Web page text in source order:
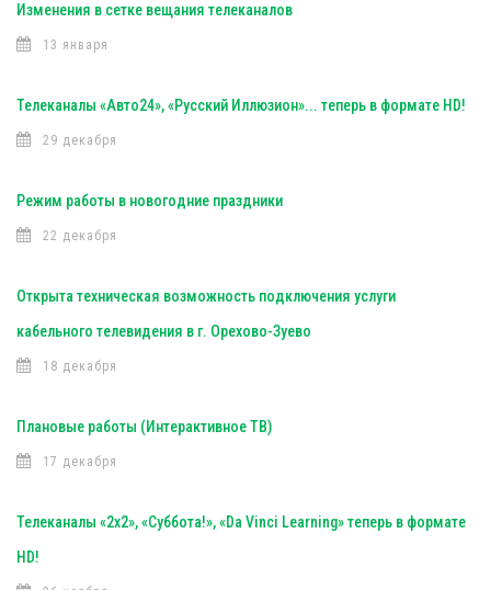
Изменения в сетке вещания телеканалов
13 января
Телеканалы «Авто24», «Русский Иллюзион»... теперь в формате HD!
29 декабря
Режим работы в новогодние праздники
22 декабря
Открыта техническая возможность подключения услуги
кабельного телевидения в г. Орехово-Зуево
18 декабря
Плановые работы (Интерактивное ТВ)
17 декабря
Телеканалы «2х2», «Суббота!», «Da Vinci Learning» теперь в формате
HD!